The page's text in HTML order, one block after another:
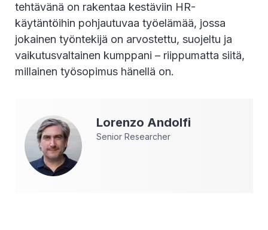
tehtävänä on rakentaa kestäviin HR-
käytäntöihin pohjautuvaa työelämää, jossa
jokainen työntekijä on arvostettu, suojeltu ja
vaikutusvaltainen kumppani – riippumatta siitä,
millainen työsopimus hänellä on.
Lorenzo Andolfi
Senior Researcher